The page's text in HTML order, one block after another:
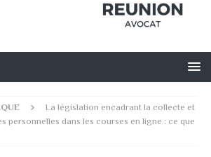
La législation encadrant la collecte et
personnelles dans les courses en ligne : ce que